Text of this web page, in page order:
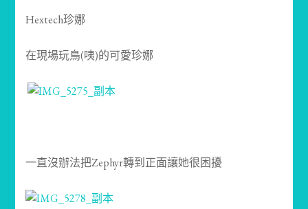
Hextech珍娜
在現場玩鳥(咦)的可愛珍娜
一直沒辦法把Zephyr轉到正面讓她很困擾